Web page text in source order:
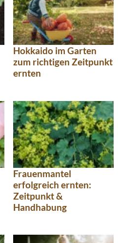
Hokkaido im Garten
zum richtigen Zeitpunkt
ernten
Frauenmantel
erfolgreich ernten:
Zeitpunkt &
Handhabung